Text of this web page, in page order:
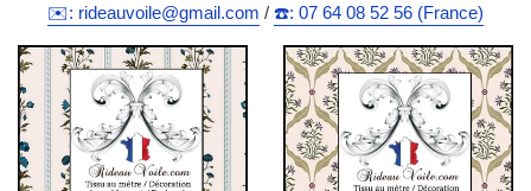
✉️: rideauvoile@gmail.com / ☎️: 07 64 08 52 56 (France)